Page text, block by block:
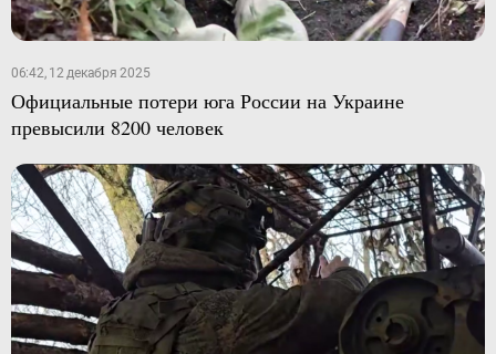
06:42, 12 декабря 2025
Официальные потери юга России на Украине
превысили 8200 человек